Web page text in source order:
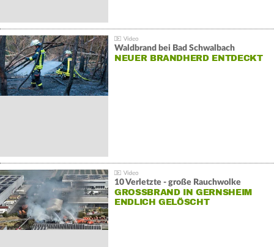
Waldbrand bei Bad Schwalbach
NEUER BRANDHERD ENTDECKT
10 Verletzte - große Rauchwolke
GROSSBRAND IN GERNSHEIM E
NDLICH GELÖSCHT